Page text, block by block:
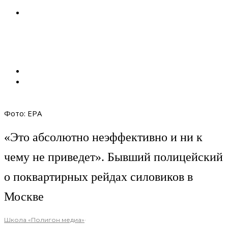
Фото: EPA
«Это абсолютно неэффективно и ни к
чему не приведет». Бывший полицейский
о поквартирных рейдах силовиков в
Москве
Школа «Полигон медиа»·